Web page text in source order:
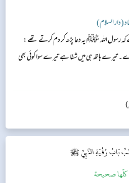
کہ رسول اللہ ﷺ یہ دعا پڑھ کر دم کرتے تھے:
ہاتھ ہی میں شفا ہے تیرے سوا کوئی بھی
بَابُ رُقْيَةِ النَّبِيِّ ﷺ
صحيحة